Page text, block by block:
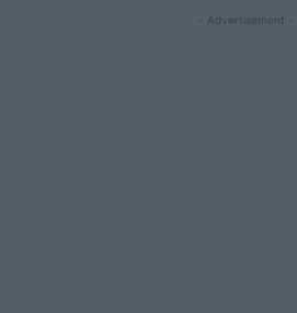
- Advertisement -